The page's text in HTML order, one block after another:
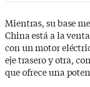
Mientras, su base
China está a la
con un motor
eje trasero y otra,
que ofrece una